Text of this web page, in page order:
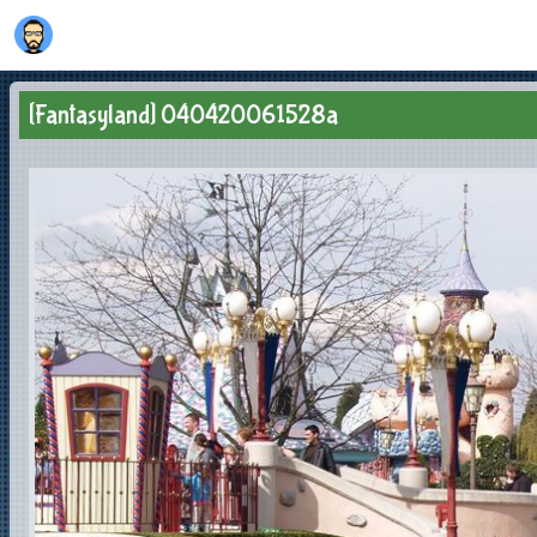
[Fantasyland] 040420061528a